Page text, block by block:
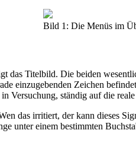
Bild 1: Die Menüs im
Titelbild. Die beiden
einzugebenden Zeichen
Versuchung, ständig auf die
das irritiert, der kann dieses
unter einem bestimmten